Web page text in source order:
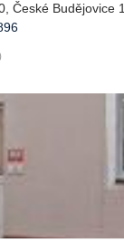
České Budějovice 1